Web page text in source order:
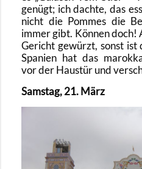
ge­nügt; ich dach­te, das
nicht die Pom­mes die
immer gibt. Kön­nen doch!
Ge­richt ge­würzt, sonst ist
Spa­ni­en hat das
vor der Haus­tür und
Sams­tag, 21. März